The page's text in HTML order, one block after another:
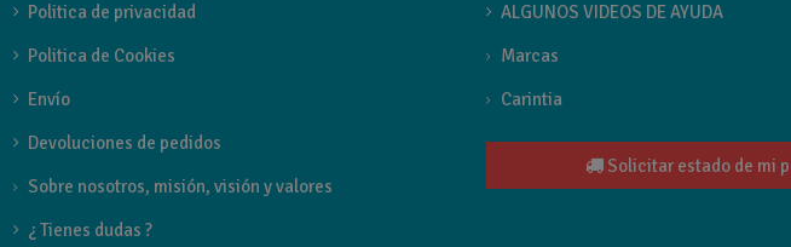
Politica de privacidad
Politica de Cookies
Envío
Devoluciones de pedidos
Sobre nosotros, misión, visión y valores
¿ Tienes dudas ?
ALGUNOS VIDEOS DE AYUDA
Marcas
Carintia
Solicitar estado de mi